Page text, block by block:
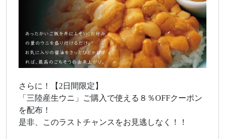
さらに！【2日間限定】
「三陸産生ウニ」ご購入で使える８％OFFクーポン
を配布！
是非、このラストチャンスをお見逃しなく！！